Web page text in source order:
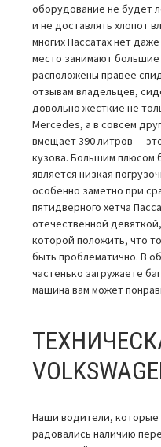
оборудование не будет
и не доставлять хлопот
многих Пассатах нет
место занимают
расположены правее
отзывам владельцев,
довольно жесткие не
Mercedes, а в совсем
вмещает 390 литров —
кузова. Большим плюсом
является низкая
особенно заметно при
пятидверного хетча
отечественной
которой положить, что
быть проблематично. В
частенько загружаете
машина вам может
Наши водители, которые
радовались наличию